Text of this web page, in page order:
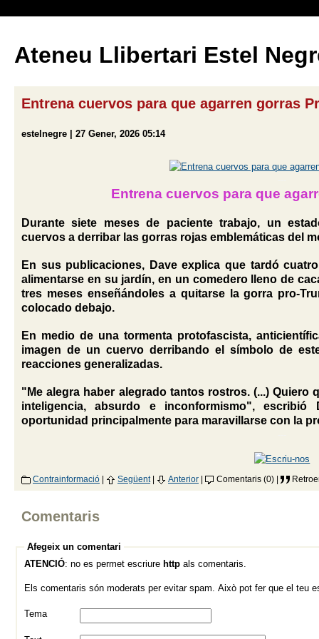
Ateneu Llibertari Estel
Entrena cuervos para que agarren gorras
estelnegre | 27 Gener, 2026 05:14
Entrena cuervos para que
Durante siete meses de paciente trabajo, un
cuervos a derribar las gorras rojas emblemáticas del
En sus publicaciones, Dave explica que tardó
alimentarse en su jardín, en un comedero lleno de
tres meses enseñándoles a quitarse la gorra pro-
colocado debajo.
En medio de una tormenta protofascista,
imagen de un cuervo derribando el símbolo de
reacciones generalizadas.
"Me alegra haber alegrado tantos rostros. (...)
inteligencia, absurdo e inconformismo",
oportunidad principalmente para maravillarse con la
Contrainformació | Següent| Anterior | Comentaris (0) |
Comentaris
Afegeix un comentari
ATENCIÓ: no es permet escriure http als comentaris.
Els comentaris són moderats per evitar spam. Això pot fer que el teu
Tema